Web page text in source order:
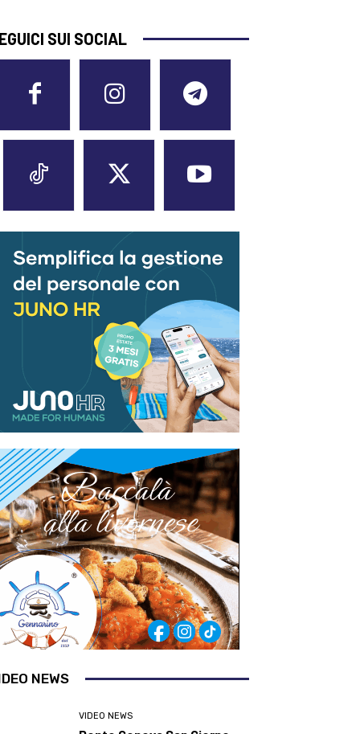
SUI SOCIAL
NEWS
VIDEO NEWS